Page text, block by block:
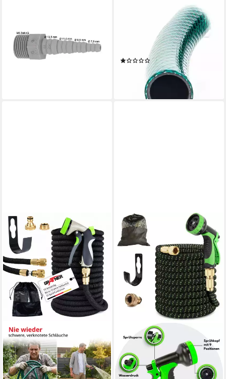
für Schlauch von Ø 6 bis 14
mm
Gartenschlauch-Set, 15m
Wasserschlauch, Anschluss-
Adapter und Spritzdüse
(1)
ab 20,99 €
(1,40 €/ 1 m)
lieferbar - in 2-3 Werktagen bei dir